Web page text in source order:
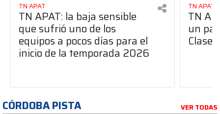
TN APAT
TN APAT: la baja sensible
que sufrió uno de los
equipos a pocos días para el
inicio de la temporada 2026
TN APAT
TN
un
Clase
CÓRDOBA PISTA VER TODAS